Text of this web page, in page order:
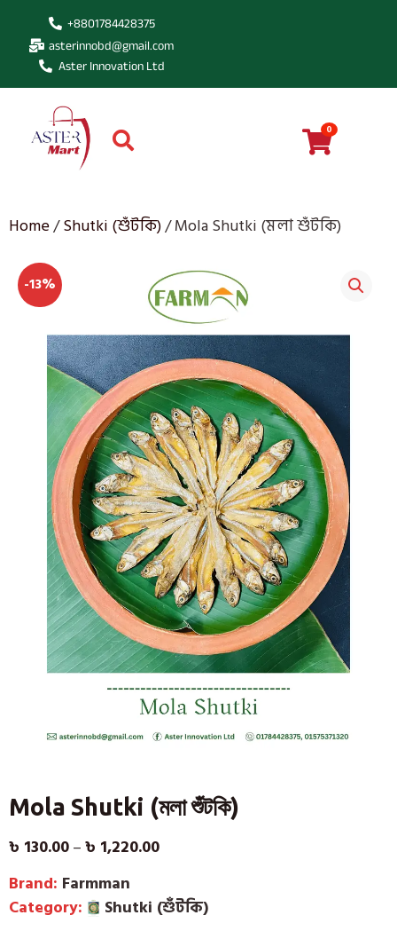
+8801784428375
asterinnobd@gmail.com
Aster Innovation Ltd
0
Home/Shutki (শুঁটকি)/ Mola Shutki (মলা শুঁটকি)
-13%
Mola Shutki (মলা শুঁটকি)
৳ 130.00–৳ 1,220.00
Brand: Farmman
Category:
Shutki (শুঁটকি)